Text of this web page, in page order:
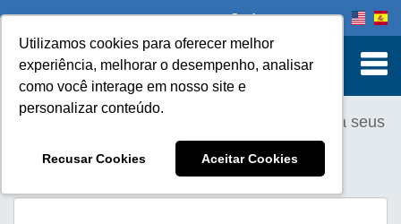
Utilizamos cookies para oferecer melhor
experiência, melhorar o desempenho, analisar
como você interage em nosso site e
personalizar conteúdo.
Recusar Cookies Aceitar Cookies
Onde comprar
Para atualizar seu currículo enviado, preencha seus